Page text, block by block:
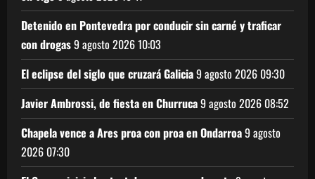
Detenido en Pontevedra por conducir sin carné y traficar
con drogas9 agosto 202610:03
El eclipse del siglo que cruzará Galicia9 agosto 2026 09:30
Javier Ambrossi, de fiesta en Churruca9 agosto 2026 08:52
Chapela vence a Ares proa con proa en Ondarroa9 agosto
2026 07:30